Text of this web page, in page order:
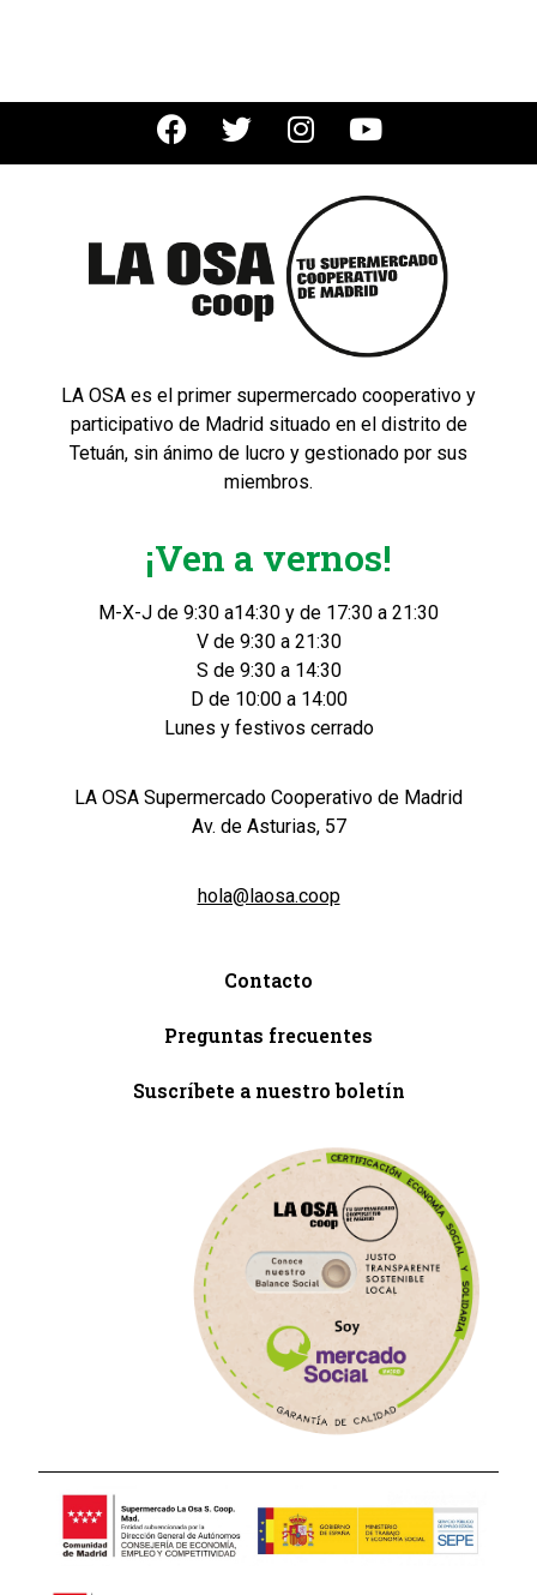
LA OSA es el primer supermercado cooperativo y
participativo de Madrid situado en el distrito de
Tetuán, sin ánimo de lucro y gestionado por sus
miembros.
¡Ven a vernos!
M-X-J de 9:30 a14:30 y de 17:30 a 21:30
V de 9:30 a 21:30
S de 9:30 a 14:30
D de 10:00 a 14:00
Lunes y festivos cerrado
LA OSA Supermercado Cooperativo de Madrid
Av. de Asturias, 57
hola@laosa.coop
Contacto
Preguntas frecuentes
Suscríbete a nuestro boletín